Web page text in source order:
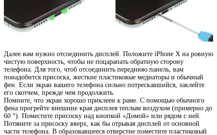
Далее вам нужно отсоединить дисплей. Положите iPhone X на ровную
чистую поверхность, чтобы не поцарапать обратную сторону
телефона. Для того, чтоб отсоединить переднюю панель, вам
понадобится присоска, жесткие пластиковые медиаторы и обычный
фен. Если экран вашего телефона сильно потрескавшийся, заклейте
его скотчем, прежде чем продолжить.
Помните, что экран хорошо приклеен к раме. С помощью обычного
фена прогрейте внешние края дисплея теплым воздухом (примерно до
60 °). Поместите присоску над кнопкой «Домой» или рядом с ней.
Потяните за присоску вверх, как бы отрывая дисплей от основной
части телефона. В образовавшееся отверстие поместите пластиковый